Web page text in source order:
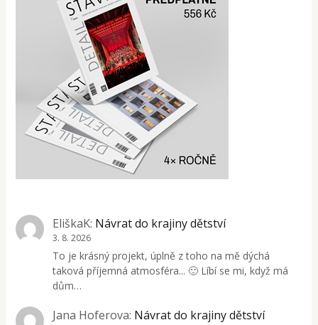
EliškaK: Návrat do krajiny dětství
3. 8. 2026
To je krásný projekt, úplně z toho na mě dýchá
taková příjemná atmosféra... 🙂 Líbí se mi, když má
dům…
Jana Hoferova: Návrat do krajiny dětství